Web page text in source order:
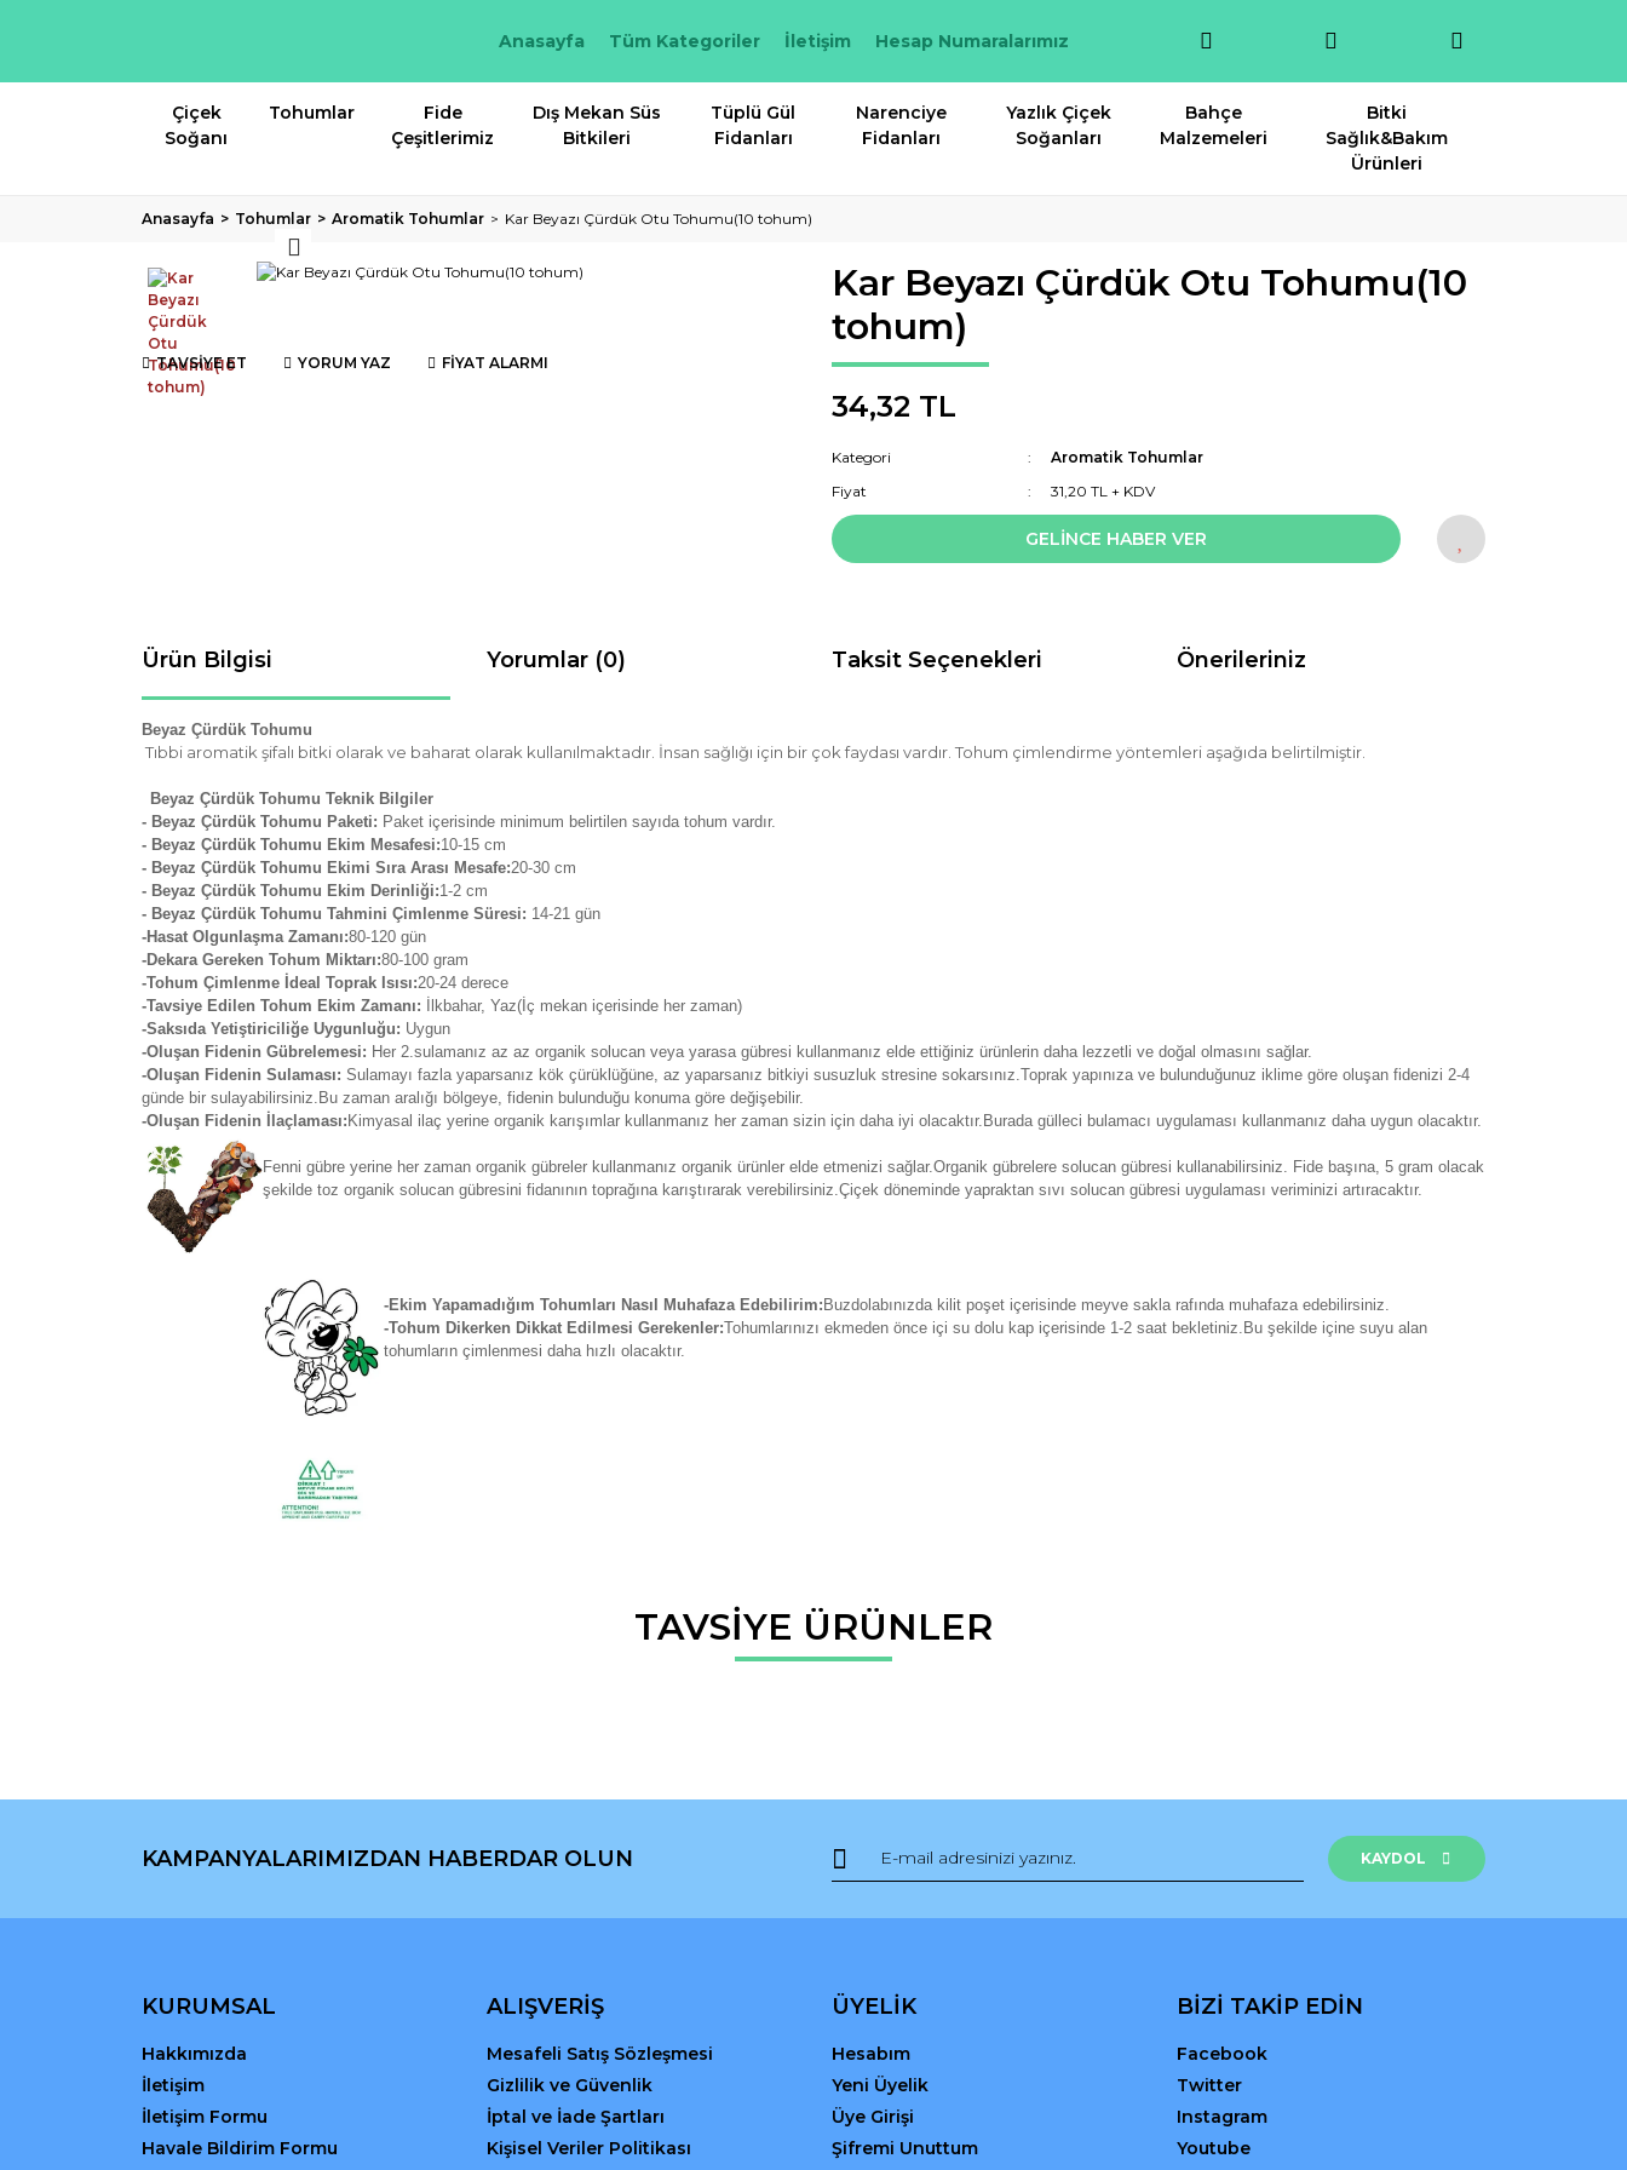
Anasayfa Tüm Kategoriler İletişim Hesap Numaralarımız
Çiçek
Soğanı
Tohumlar
Fide
Çeşitlerimiz
Dış Mekan Süs
Bitkileri
Tüplü Gül
Fidanları
Narenciye
Fidanları
Yazlık Çiçek
Soğanları
Bahçe
Malzemeleri
Bitki
Sağlık&Bakım
Ürünleri
Anasayfa Tohumlar Aromatik Tohumlar Kar Beyazı Çürdük Otu Tohumu(10 tohum)
TAVSİYE ET YORUM YAZ FİYAT ALARMI
Kar Beyazı Çürdük Otu Tohumu(10
tohum)
34,32 TL
Kategori
Aromatik Tohumlar
Fiyat
31,20 TL + KDV
GELİNCE HABER VER
Ürün Bilgisi Yorumlar (0) Taksit Seçenekleri Önerileriniz
Beyaz Çürdük Tohumu
Tıbbi aromatik şifalı bitki olarak ve baharat olarak kullanılmaktadır. İnsan sağlığı için bir çok faydası vardır. Tohum çimlendirme yöntemleri aşağıda belirtilmiştir.
Beyaz Çürdük Tohumu Teknik Bilgiler
- Beyaz Çürdük Tohumu Paketi: Paket içerisinde minimum belirtilen sayıda tohum vardır.
- Beyaz Çürdük Tohumu Ekim Mesafesi:10-15 cm
- Beyaz Çürdük Tohumu Ekimi Sıra Arası Mesafe:20-30 cm
- Beyaz Çürdük Tohumu Ekim Derinliği:1-2 cm
- Beyaz Çürdük Tohumu Tahmini Çimlenme Süresi: 14-21 gün
-Hasat Olgunlaşma Zamanı:80-120 gün
-Dekara Gereken Tohum Miktarı:80-100 gram
-Tohum Çimlenme İdeal Toprak Isısı:20-24 derece
-Tavsiye Edilen Tohum Ekim Zamanı:
İlkbahar, Yaz(İç mekan içerisinde her zaman)
-Saksıda Yetiştiriciliğe Uygunluğu: Uygun
-Oluşan Fidenin Gübrelemesi: Her 2.sulamanız az az organik solucan veya yarasa gübresi kullanmanız elde ettiğiniz ürünlerin daha lezzetli ve doğal olmasını sağlar.
-Oluşan Fidenin Sulaması: Sulamayı fazla yaparsanız kök çürüklüğüne, az yaparsanız bitkiyi susuzluk stresine sokarsınız.Toprak yapınıza ve bulunduğunuz iklime göre oluşan fidenizi 2-4
günde bir sulayabilirsiniz.Bu zaman aralığı bölgeye, fidenin bulunduğu konuma göre değişebilir.
-Oluşan Fidenin İlaçlaması: Kimyasal ilaç yerine organik karışımlar kullanmanız her zaman sizin için daha iyi olacaktır.Burada gülleci bulamacı uygulaması kullanmanız daha uygun olacaktır.
Fenni gübre yerine her zaman organik gübreler kullanmanız organik ürünler elde etmenizi sağlar.Organik gübrelere solucan gübresi kullanabilirsiniz. Fide başına, 5 gram olacak
şekilde toz organik solucan gübresini fidanının toprağına karıştırarak verebilirsiniz.Çiçek döneminde yapraktan sıvı solucan gübresi uygulaması veriminizi artıracaktır.
-Ekim Yapamadığım Tohumları Nasıl Muhafaza Edebilirim: Buzdolabınızda kilit poşet içerisinde meyve sakla rafında muhafaza edebilirsiniz.
-Tohum Dikerken Dikkat Edilmesi Gerekenler:Tohumlarınızı ekmeden önce içi su dolu kap içerisinde 1-2 saat bekletiniz.Bu şekilde içine suyu alan
tohumların çimlenmesi daha hızlı olacaktır.
Bu ürüne ilk yorumu siz yapın!
Bu ürünün fiyat bilgisi, resim, ürün açıklamalarında ve diğer konularda yetersiz gördüğünüz noktaları öneri formunu kullanarak tarafımıza iletebilirsiniz.
Ürün fiyatı diğer sitelerden daha pahalı.
Gönder
TAVSİYE ÜRÜNLER
KAMPANYALARIMIZDAN HABERDAR OLUN KAYDOL
KURUMSAL
Hakkımızda
İletişim
İletişim Formu
Havale Bildirim Formu
ALIŞVERİŞ
Mesafeli Satış Sözleşmesi
Gizlilik ve Güvenlik
İptal ve İade Şartları
Kişisel Veriler Politikası
ÜYELİK
Hesabım
Yeni Üyelik
Üye Girişi
Şifremi Unuttum
BİZİ TAKİP EDİN
Facebook
Twitter
Instagram
Youtube